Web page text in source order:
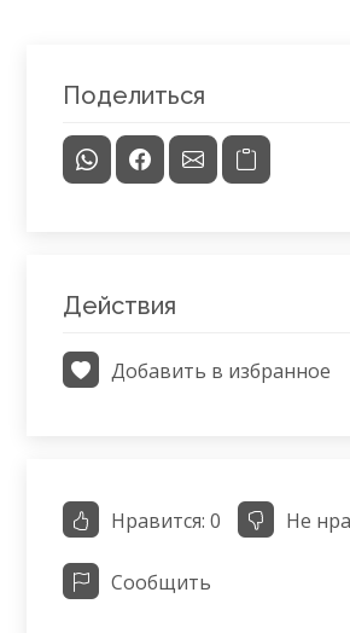
Поделиться
Действия
Добавить в избранное
Нравится: 0 Не
Сообщить